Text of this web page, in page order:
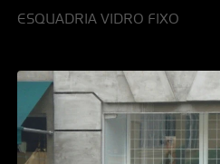
ESQUADRIA VIDRO FIXO